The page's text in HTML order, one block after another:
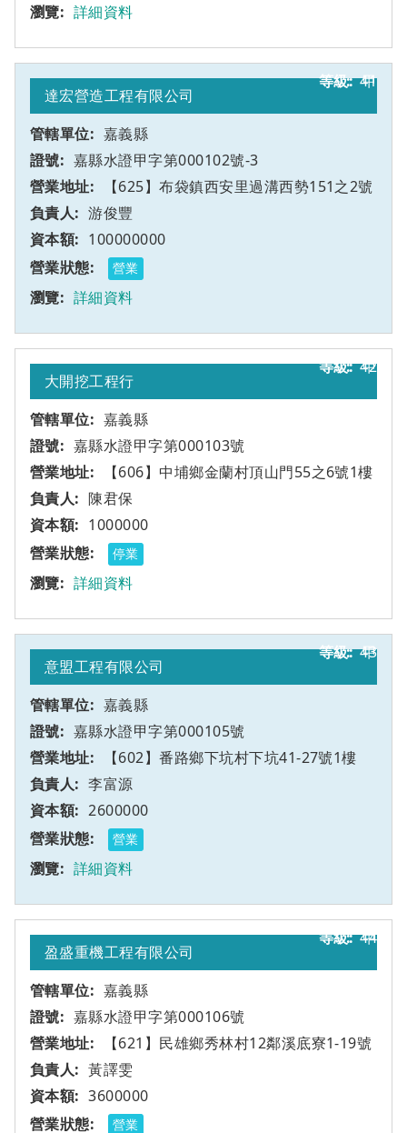
詳細資料
41
達宏營造工程有限公司
嘉義縣
嘉縣水證甲字第000102號-3
【625】布袋鎮西安里過溝西勢151之2號
甲
游俊豐
100000000
營業
詳細資料
42
大開挖工程行
嘉義縣
嘉縣水證甲字第000103號
【606】中埔鄉金蘭村頂山門55之6號1樓
甲
陳君保
1000000
停業
詳細資料
43
意盟工程有限公司
嘉義縣
嘉縣水證甲字第000105號
【602】番路鄉下坑村下坑41-27號1樓
甲
李富源
2600000
營業
詳細資料
44
盈盛重機工程有限公司
嘉義縣
嘉縣水證甲字第000106號
【621】民雄鄉秀林村12鄰溪底寮1-19號
甲
黃譯雯
3600000
營業